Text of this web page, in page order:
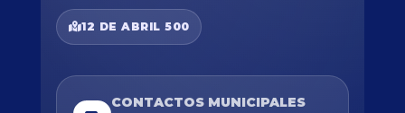
12 DE ABRIL 500
CONTACTOS MUNICIPALES